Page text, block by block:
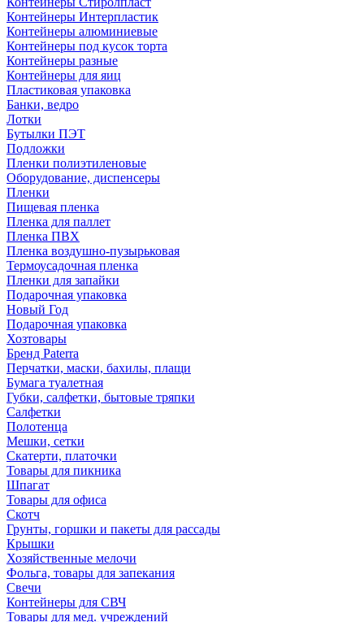
Контейнеры Интерпластик
Контейнеры алюминиевые
Контейнеры под кусок торта
Контейнеры разные
Контейнеры для яиц
Пластиковая упаковка
Банки, ведро
Лотки
Бутылки ПЭТ
Подложки
Пленки полиэтиленовые
Оборудование, диспенсеры
Пленки
Пищевая пленка
Пленка для паллет
Пленка ПВХ
Пленка воздушно-пузырьковая
Термоусадочная пленка
Пленки для запайки
Подарочная упаковка
Новый Год
Подарочная упаковка
Хозтовары
Бренд Paterra
Перчатки, маски, бахилы, плащи
Бумага туалетная
Губки, салфетки, бытовые тряпки
Салфетки
Полотенца
Мешки, сетки
Скатерти, платочки
Товары для пикника
Шпагат
Товары для офиса
Скотч
Грунты, горшки и пакеты для рассады
Крышки
Хозяйственные мелочи
Фольга, товары для запекания
Свечи
Контейнеры для СВЧ
Товары для мед. учреждений